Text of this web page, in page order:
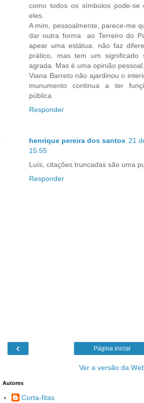
como todos os símbolos pode-se
eles.
A mim, pessoalmente, parece-me
dar outra forma ao Terreiro do
apear uma estátua: não faz
prático, mas tem um significado
agrada. Mas é uma opinião pessoal.
Viana Barreto não ajardinou o
munumento continua a ter
pública.
Responder
henrique pereira dos santos 21
15:55
Luís, citações truncadas são uma
Responder
‹ Página inicial
Ver a versão da
Autores
Corta-fitas